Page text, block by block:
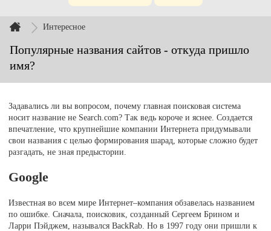
Интересное
Популярные названия сайтов - откуда пришло
имя?
Задавались ли вы вопросом, почему главная поисковая система
носит название не Search.com? Так ведь короче и яснее. Создается
впечатление, что крупнейшие компании Интернета придумывали
свои названия с целью формирования шарад, которые сложно будет
разгадать, не зная предыстории.
Google
Известная во всем мире Интернет–компания обзавелась названием
по ошибке. Сначала, поисковик, созданный Сергеем Брином и
Ларри Пэйджем, назывался BackRab. Но в 1997 году они пришли к